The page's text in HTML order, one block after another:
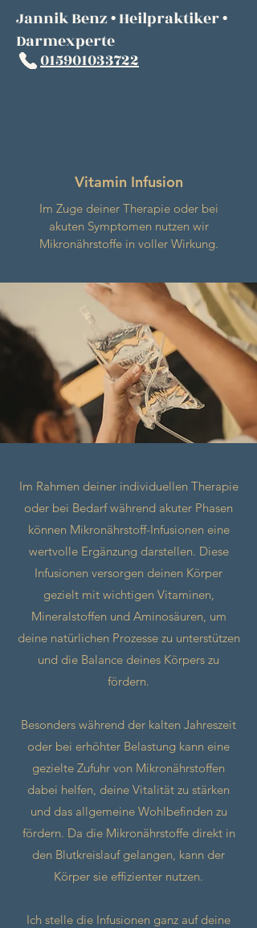
Jannik Benz • Heilpraktiker •
Darmexperte
015901033722
Vitamin Infusion
Im Zuge deiner Therapie oder bei
akuten Symptomen nutzen wir
Mikronährstoffe in voller Wirkung.
Im Rahmen deiner individuellen Therapie
oder bei Bedarf während akuter Phasen
können Mikronährstoff-Infusionen eine
wertvolle Ergänzung darstellen. Diese
Infusionen versorgen deinen Körper
gezielt mit wichtigen Vitaminen,
Mineralstoffen und Aminosäuren, um
deine natürlichen Prozesse zu unterstützen
und die Balance deines Körpers zu
fördern.
Besonders während der kalten Jahreszeit
oder bei erhöhter Belastung kann eine
gezielte Zufuhr von Mikronährstoffen
dabei helfen, deine Vitalität zu stärken
und das allgemeine Wohlbefinden zu
fördern. Da die Mikronährstoffe direkt in
den Blutkreislauf gelangen, kann der
Körper sie effizienter nutzen.
Ich stelle die Infusionen ganz auf deine